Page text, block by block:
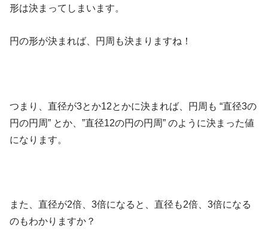
形は決まってしまいます。
円の形が決まれば、円周も決まりますね！
つまり、直径が3とか12とかに決まれば、円周も “直径3の
円の円周” とか、”直径12の円の円周” のように決まった値
になります。
また、直径が2倍、3倍になると、直径も2倍、3倍になる
のもわかりますか？